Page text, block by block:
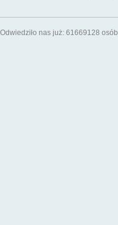
Odwiedziło nas już: 61669128 osób